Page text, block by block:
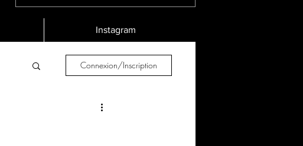
Instagram
Connexion/Inscription